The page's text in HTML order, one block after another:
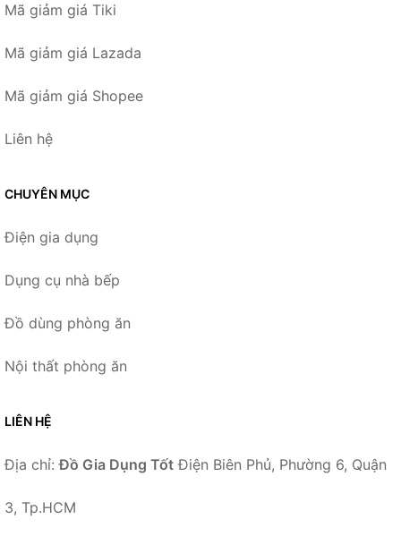
Mã giảm giá Tiki
Mã giảm giá Lazada
Mã giảm giá Shopee
Liên hệ
CHUYÊN MỤC
Điện gia dụng
Dụng cụ nhà bếp
Đồ dùng phòng ăn
Nội thất phòng ăn
LIÊN HỆ
Địa chỉ:Đồ Gia Dụng Tốt Điện Biên Phủ, Phường 6, Quận
3, Tp.HCM